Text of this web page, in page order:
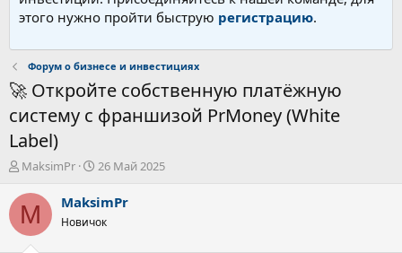
этого нужно пройти быструю регистрацию.
Форум о бизнесе и инвестициях
🚀 Откройте собственную платёжную
систему с франшизой PrMoney (White
Label)
А
т
о
р
MaksimPr
Д
т
н
26 Май 2025
M MaksimPr
Новичок